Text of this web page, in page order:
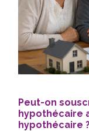
Peut-on
hypothécaire
hypothécaire